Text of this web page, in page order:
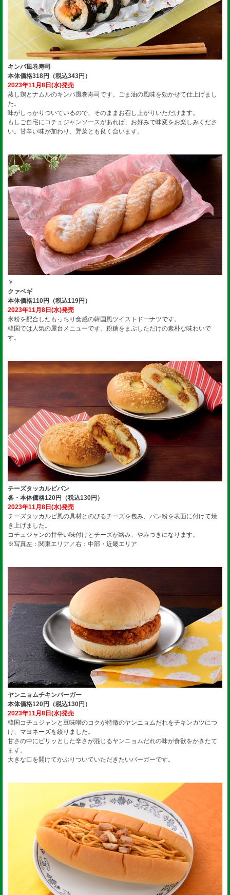
キンパ風巻寿司
本体価格318円（税込343円）
2023年11月8日(水)発売
蒸し鶏とナムルのキンパ風巻寿司です。ごま油の風味を効かせて仕上げまし
た。
味がしっかりついているので、そのままお召し上がりいただけます。
もしご自宅にコチュジャンソースがあれば、お好みで味変をお楽しみくださ
い。甘辛い味が加わり、野菜とも良く合います。
￥
クァベギ
本体価格110円（税込119円）
2023年11月8日(水)発売
米粉を配合したもっちり食感の韓国風ツイストドーナツです。
韓国では人気の屋台メニューです。粉糖をまぶしただけの素朴な味わいで
す。
チーズタッカルビパン
各・本体価格120円（税込130円）
2023年11月8日(水)発売
チーズタッカルビ風の具材とのびるチーズを包み、パン粉を表面に付けて焼
き上げました。
コチュジャンの甘辛い味付けとチーズが絡み、やみつきになります。
※写真左：関東エリア／右：中部・近畿エリア
ヤンニョムチキンバーガー
本体価格120円（税込130円）
2023年11月8日(水)発売
韓国コチュジャンと豆味噌のコクが特徴のヤンニョムだれをチキンカツにつ
け、マヨネーズを絞りました。
甘さの中にピリッとした辛さが混じるヤンニョムだれの味が食欲をかきたて
ます。
大きな口を開けてかぶりついていただきたいバーガーです。